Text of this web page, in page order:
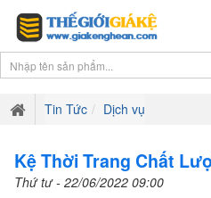
Tin Tức Dịch vụ
Kệ Thời Trang Chất
Thứ tư - 22/06/2022 09:00